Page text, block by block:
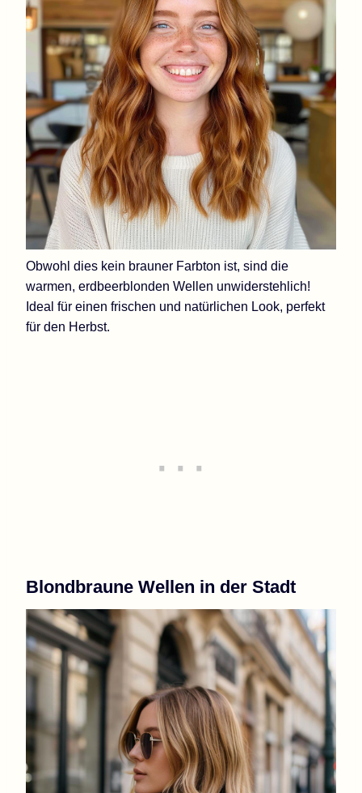
Obwohl dies kein brauner Farbton ist, sind die
warmen, erdbeerblonden Wellen unwiderstehlich!
Ideal für einen frischen und natürlichen Look, perfekt
für den Herbst.
Blondbraune Wellen in der Stadt